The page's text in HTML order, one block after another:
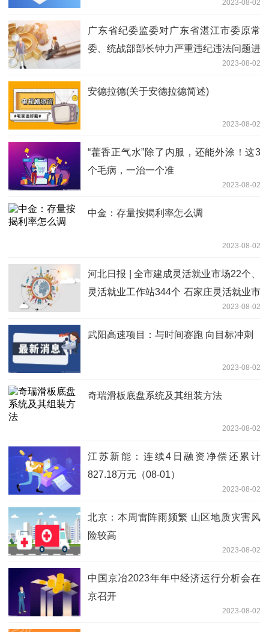
2023-08-02
广东省纪委监委对广东省湛江市委原常
委、统战部部长钟力严重违纪违法问题进
2023-08-02
安德拉德(关于安德拉德简述)
2023-08-02
“藿香正气水”除了内服，还能外涂！这3
个毛病，一治一个准
2023-08-02
中金：存量按揭利率怎么调
2023-08-02
河北日报 | 全市建成灵活就业市场22个、
灵活就业工作站344个 石家庄灵活就业市
2023-08-02
武阳高速项目：与时间赛跑 向目标冲刺
2023-08-02
奇瑞滑板底盘系统及其组装方法
2023-08-02
江苏新能：连续4日融资净偿还累计
827.18万元（08-01）
2023-08-02
北京：本周雷阵雨频繁 山区地质灾害风
险较高
2023-08-02
中国京冶2023年年中经济运行分析会在
京召开
2023-08-02